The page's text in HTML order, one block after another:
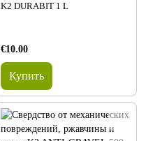
K2 DURABIT 1 L
€10.00
Купить